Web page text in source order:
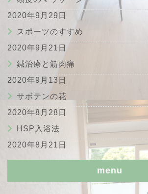
2020年9月29日
スポーツのすすめ
2020年9月21日
鍼治療と筋肉痛
2020年9月13日
サボテンの花
2020年8月28日
HSP入浴法
2020年8月21日
menu